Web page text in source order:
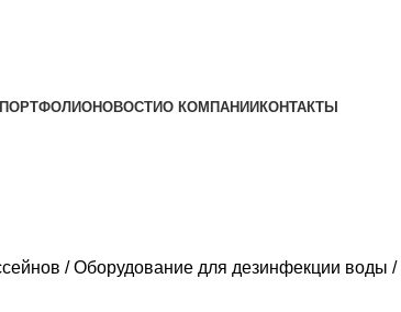
ПОРТФОЛИОНОВОСТИO КОМПАНИИ КОНТАКТЫ
Оборудование для дезинфекции воды